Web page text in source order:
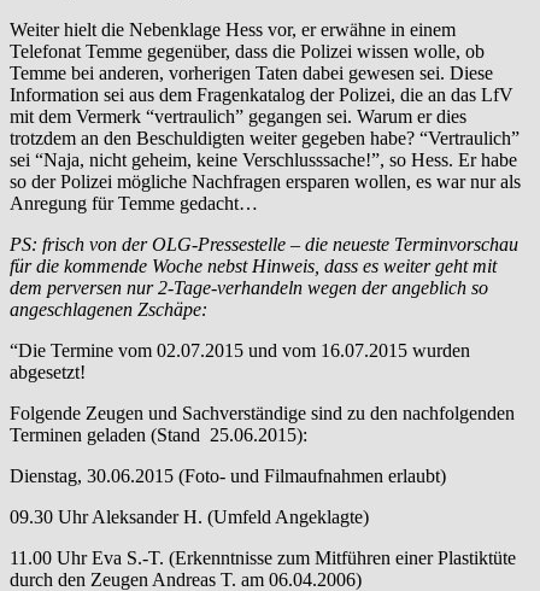
Weiter hielt die Nebenklage Hess vor, er erwähne in einem
Telefonat Temme gegenüber, dass die Polizei wissen wolle, ob
Temme bei anderen, vorherigen Taten dabei gewesen sei. Diese
Information sei aus dem Fragenkatalog der Polizei, die an das LfV
mit dem Vermerk “vertraulich” gegangen sei. Warum er dies
trotzdem an den Beschuldigten weiter gegeben habe? “Vertraulich”
sei “Naja, nicht geheim, keine Verschlusssache!”, so Hess. Er habe
so der Polizei mögliche Nachfragen ersparen wollen, es war nur als
Anregung für Temme gedacht…
PS: frisch von der OLG-Pressestelle – die neueste Terminvorschau
für die kommende Woche nebst Hinweis, dass es weiter geht mit
dem perversen nur 2-Tage-verhandeln wegen der angeblich so
angeschlagenen Zschäpe:
“Die Termine vom 02.07.2015 und vom 16.07.2015 wurden
abgesetzt!
Folgende Zeugen und Sachverständige sind zu den nachfolgenden
Terminen geladen (Stand 25.06.2015):
Dienstag, 30.06.2015 (Foto- und Filmaufnahmen erlaubt)
09.30 Uhr Aleksander H. (Umfeld Angeklagte)
11.00 Uhr Eva S.-T. (Erkenntnisse zum Mitführen einer Plastiktüte
durch den Zeugen Andreas T. am 06.04.2006)